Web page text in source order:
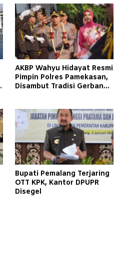
AKBP Wahyu Hidayat Resmi
Pimpin Polres Pamekasan,
Disambut Tradisi Gerbang
Bupati Pemalang Terjaring
OTT KPK, Kantor DPUPR
Disegel